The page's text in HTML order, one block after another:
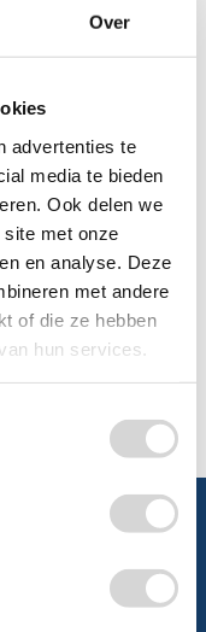
Over
advertenties te
media te bieden
Ook delen we
met onze
en analyse. Deze
met andere
of die ze hebben
hun services.
prijs op bij ons, wij
direct